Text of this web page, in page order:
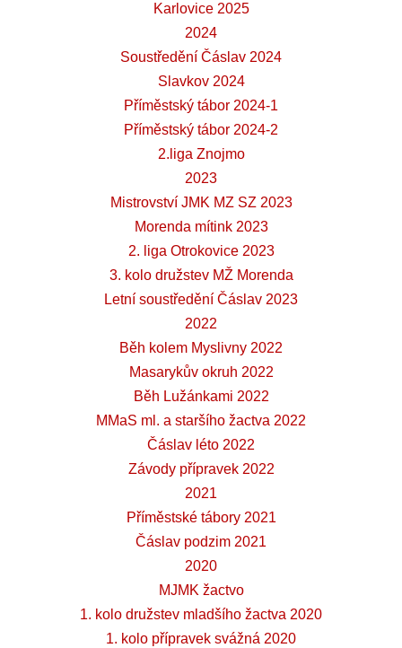
Karlovice 2025
2024
Soustředění Čáslav 2024
Slavkov 2024
Příměstský tábor 2024-1
Příměstský tábor 2024-2
2.liga Znojmo
2023
Mistrovství JMK MZ SZ 2023
Morenda mítink 2023
2. liga Otrokovice 2023
3. kolo družstev MŽ Morenda
Letní soustředění Čáslav 2023
2022
Běh kolem Myslivny 2022
Masarykův okruh 2022
Běh Lužánkami 2022
MMaS ml. a staršího žactva 2022
Čáslav léto 2022
Závody přípravek 2022
2021
Příměstské tábory 2021
Čáslav podzim 2021
2020
MJMK žactvo
1. kolo družstev mladšího žactva 2020
1. kolo přípravek svážná 2020